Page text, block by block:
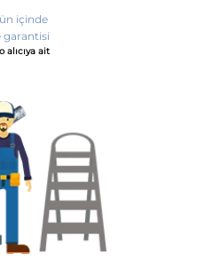
içinde
garantisi
alıcıya ait